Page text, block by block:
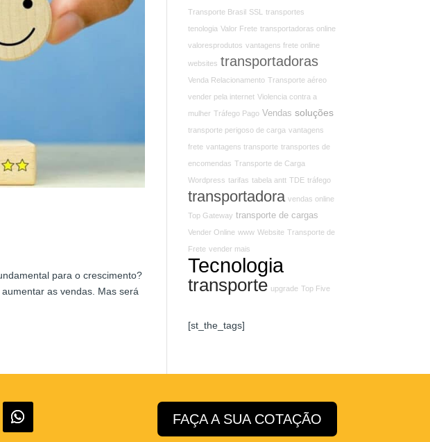
para o crescimento?
as vendas. Mas será
Transporte Brasil SSL
transportes
tenologia Valor Frete transportadoras online
valoresprodutos vantagens frete online
websites transportadoras
Venda Relacionamento Transporte aéreo
vender pela internet Violencia contra a
mulher Tráfego Pago Vendas soluções
transporte perigoso de carga vantagens
frete vantagens transporte transportes de
encomendas Transporte de Carga
Wordpress tarifas tabela antt TDE tráfego
transportadora vendas online
Top Gateway transporte de cargas
Vender Online www Website Transporte de
Frete vender mais
Tecnologia
transporte upgrade Top Five
[st_the_tags]
FAÇA A SUA COTAÇÃO